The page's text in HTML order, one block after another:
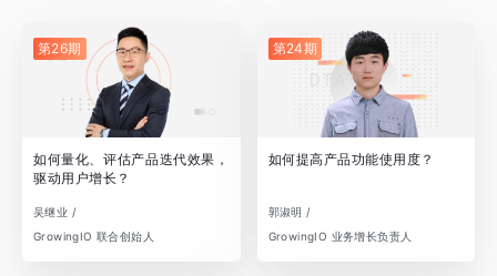
第26期
如何量化、评估产品迭代效果，
驱动用户增长？
吴继业 /
GrowingIO 联合创始人
第24期
如何提高产品功能使用度？
郭淑明 /
GrowingIO 业务增长负责人